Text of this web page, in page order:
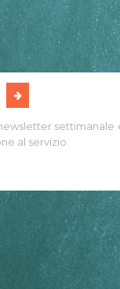
settimanale
al servizio.